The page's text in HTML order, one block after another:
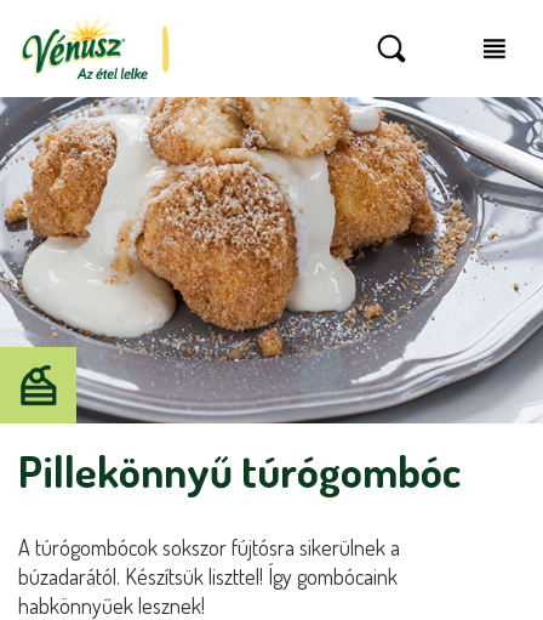
Pillekönnyű túrógombóc
A túrógombócok sokszor fújtósra sikerülnek a
búzadarától. Készítsük liszttel! Így gombócaink
habkönnyűek lesznek!